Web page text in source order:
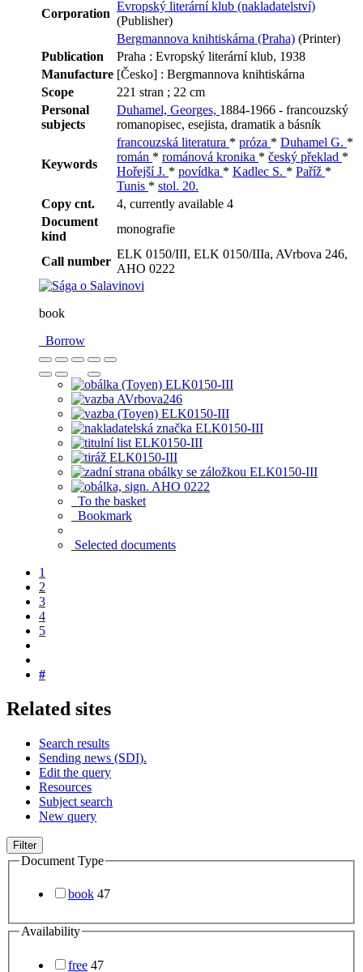
Corporation
Evropský literární klub (nakladatelství)
(Publisher)
Bergmannova knihtiskárna (Praha) (Printer)
Publication
Praha : Evropský literární klub, 1938
Manufacture [Česko] : Bergmannova knihtiskárna
Scope
221 stran ; 22 cm
Personal
subjects
Duhamel, Georges, 1884-1966 - francouzský
romanopisec, esejista, dramatik a básník
Keywords
francouzská literatura * próza * Duhamel G. *
román * románová kronika * český překlad *
Hořejší J. * povídka * Kadlec S. * Paříž *
Tunis * stol. 20.
Copy cnt.
4, currently available 4
Document
kind
monografie
Call number
ELK 0150/III, ELK 0150/IIIa, AVrbova 246,
AHO 0222
book
Borrow
To the basket
Bookmark
Selected documents
1
2
3
4
5
#
Related sites
Search results
Sending news (SDI).
Edit the query
Resources
Subject search
New query
Filter
Document Type
book 47
Availability
free 47